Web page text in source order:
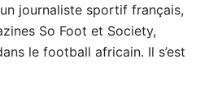
journaliste sportif français,
So Foot et Society,
le football africain. Il s’est